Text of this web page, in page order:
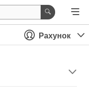
Рахунок